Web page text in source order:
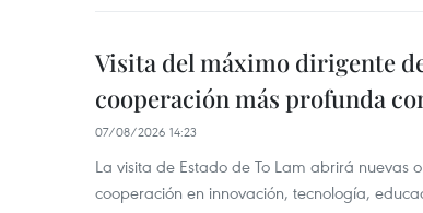
Visita del máximo dirigente
cooperación más profunda
07/08/2026 14:23
La visita de Estado de To Lam abrirá nuevas
cooperación en innovación, tecnología,